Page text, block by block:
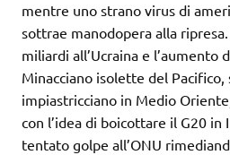
mentre uno strano virus di
sottrae manodopera alla
miliardi all’Ucraina e l’aumento
Minacciano isolette del Pacifico,
impiastricciano in Medio
con l’idea di boicottare il G20 in
tentato golpe all’ONU